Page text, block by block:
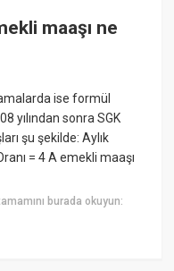
maaşı ne
ise formül
yılından sonra SGK
şu şekilde: Aylık
= 4 A emekli maaşı
burada okuyun: